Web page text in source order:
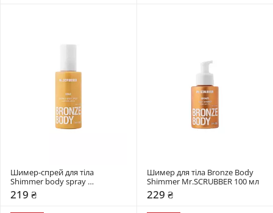
Шимер-спрей для тіла
Shimmer body spray
219 ₴
Шимер для тіла Bronze Body
229 ₴